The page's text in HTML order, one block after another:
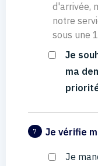
d'arrivée,
notre
sous une
Je
ma
7 Je vérifie
Je